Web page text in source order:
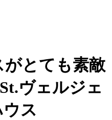
とても素敵
ヴェルジェ
ス